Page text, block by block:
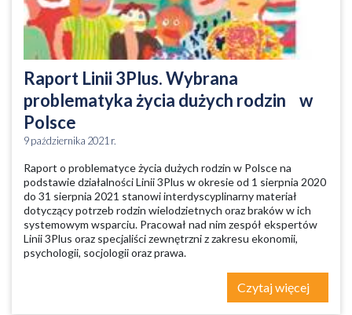
Raport Linii 3Plus. Wybrana
problematyka życia dużych rodzin w
Polsce
9 października 2021 r.
Raport o problematyce życia dużych rodzin w Polsce na
podstawie działalności Linii 3Plus w okresie od 1 sierpnia 2020
do 31 sierpnia 2021 stanowi interdyscyplinarny materiał
dotyczący potrzeb rodzin wielodzietnych oraz braków w ich
systemowym wsparciu. Pracował nad nim zespół ekspertów
Linii 3Plus oraz specjaliści zewnętrzni z zakresu ekonomii,
psychologii, socjologii oraz prawa.
Czytaj więcej